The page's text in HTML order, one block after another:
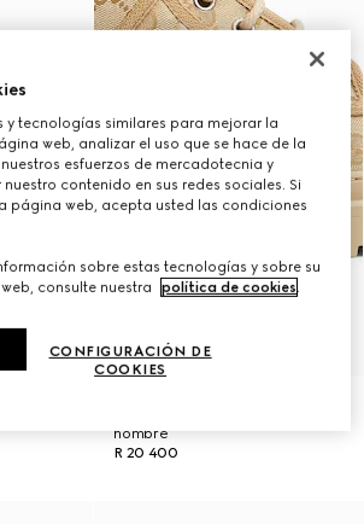
hombre
R 20 400
y tecnologías similares para mejorar la
web, analizar el uso que se hace de la
esfuerzos de mercadotecnia y
contenido en sus redes sociales. Si
página web, acepta usted las condiciones
sobre estas tecnologías y sobre su
consulte nuestra
política de cookies.
CONFIGURACIÓN DE
COOKIES